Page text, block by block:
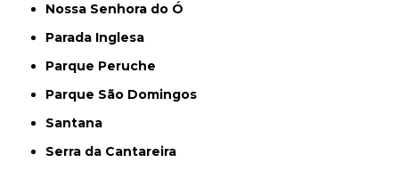
Nossa Senhora do Ó
Parada Inglesa
Parque Peruche
Parque São Domingos
Santana
Serra da Cantareira